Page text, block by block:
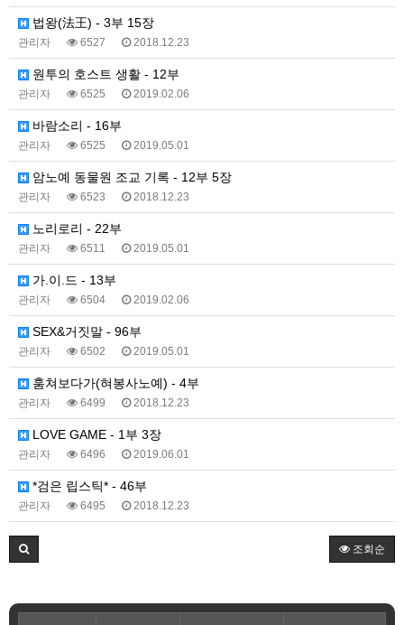
법왕(法王) - 3부 15장
관리자 6527 2018.12.23
원투의 호스트 생활 - 12부
관리자 6525 2019.02.06
바람소리 - 16부
관리자 6525 2019.05.01
암노예 동물원 조교 기록 - 12부 5장
관리자 6523 2018.12.23
노리로리 - 22부
관리자 6511 2019.05.01
가.이.드 - 13부
관리자 6504 2019.02.06
SEX&거짓말 - 96부
관리자 6502 2019.05.01
훔쳐보다가(혀봉사노예) - 4부
관리자 6499 2018.12.23
LOVE GAME - 1부 3장
관리자 6496 2019.06.01
*검은 립스틱* - 46부
관리자 6495 2018.12.23
조회순